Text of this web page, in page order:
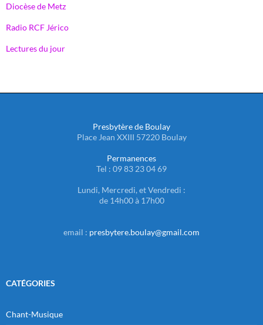
Diocèse de Metz
Radio RCF Jérico
Lectures du jour
Presbytère de Boulay
Place Jean XXIII 57220 Boulay
Permanences
Tel : 09 83 23 04 69
Lundi, Mercredi, et Vendredi :
de 14h00 à 17h00
email : presbytere.boulay@gmail.com
CATÉGORIES
Chant-Musique